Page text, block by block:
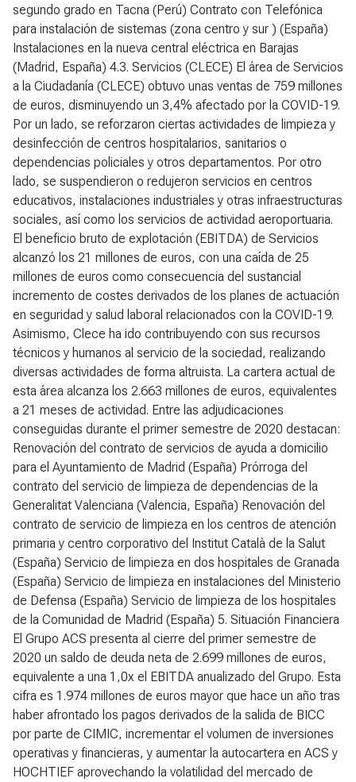
segundo grado en Tacna (Perú) Contrato con Telefónica
para instalación de sistemas (zona centro y sur ) (España)
Instalaciones en la nueva central eléctrica en Barajas
(Madrid, España) 4.3. Servicios (CLECE) El área de Servicios
a la Ciudadanía (CLECE) obtuvo unas ventas de 759 millones
de euros, disminuyendo un 3,4% afectado por la COVID-19.
Por un lado, se reforzaron ciertas actividades de limpieza y
desinfección de centros hospitalarios, sanitarios o
dependencias policiales y otros departamentos. Por otro
lado, se suspendieron o redujeron servicios en centros
educativos, instalaciones industriales y otras infraestructuras
sociales, así como los servicios de actividad aeroportuaria.
El beneficio bruto de explotación (EBITDA) de Servicios
alcanzó los 21 millones de euros, con una caída de 25
millones de euros como consecuencia del sustancial
incremento de costes derivados de los planes de actuación
en seguridad y salud laboral relacionados con la COVID-19.
Asimismo, Clece ha ido contribuyendo con sus recursos
técnicos y humanos al servicio de la sociedad, realizando
diversas actividades de forma altruista. La cartera actual de
esta área alcanza los 2.663 millones de euros, equivalentes
a 21 meses de actividad. Entre las adjudicaciones
conseguidas durante el primer semestre de 2020 destacan:
Renovación del contrato de servicios de ayuda a domicilio
para el Ayuntamiento de Madrid (España) Prórroga del
contrato del servicio de limpieza de dependencias de la
Generalitat Valenciana (Valencia, España) Renovación del
contrato de servicio de limpieza en los centros de atención
primaria y centro corporativo del Institut Català de la Salut
(España) Servicio de limpieza en dos hospitales de Granada
(España) Servicio de limpieza en instalaciones del Ministerio
de Defensa (España) Servicio de limpieza de los hospitales
de la Comunidad de Madrid (España) 5. Situación Financiera
El Grupo ACS presenta al cierre del primer semestre de
2020 un saldo de deuda neta de 2.699 millones de euros,
equivalente a una 1,0x el EBITDA anualizado del Grupo. Esta
cifra es 1.974 millones de euros mayor que hace un año tras
haber afrontado los pagos derivados de la salida de BICC
por parte de CIMIC, incrementar el volumen de inversiones
operativas y financieras, y aumentar la autocartera en ACS y
HOCHTIEF aprovechando la volatilidad del mercado de